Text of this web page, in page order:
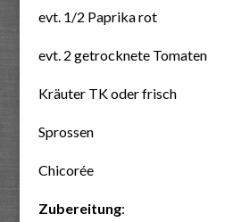
evt. 1/2 Paprika rot
evt. 2 getrocknete Tomaten
Kräuter TK oder frisch
Sprossen
Chicorée
Zubereitung: